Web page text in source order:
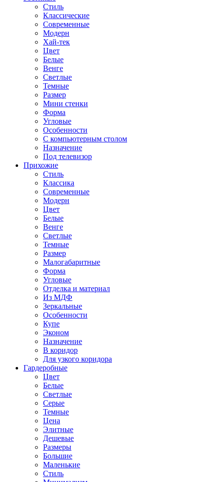
Стиль
Классические
Современные
Модерн
Хай-тек
Цвет
Белые
Венге
Светлые
Темные
Размер
Мини стенки
Форма
Угловые
Особенности
С компьютерным столом
Назначение
Под телевизор
Прихожие
Стиль
Классика
Современные
Модерн
Цвет
Белые
Венге
Светлые
Темные
Размер
Малогабаритные
Форма
Угловые
Отделка и материал
Из МДФ
Зеркальные
Особенности
Купе
Эконом
Назначение
В коридор
Для узкого коридора
Гардеробные
Цвет
Белые
Светлые
Серые
Темные
Цена
Элитные
Дешевые
Размеры
Большие
Маленькие
Стиль